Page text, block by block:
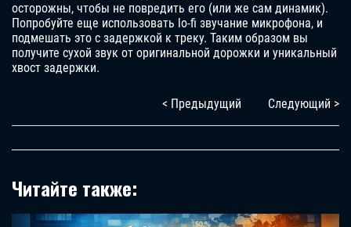
осторожны, чтобы не повредить его (или же сам динамик).
Попробуйте еще использовать lo-fi звучание микрофона, и
подмешать это с задержкой к треку. Таким образом вы
получите сухой звук от оригинальной дорожки и уникальный
хвост задержки.
< Предыдущий Следующий >
Читайте также: